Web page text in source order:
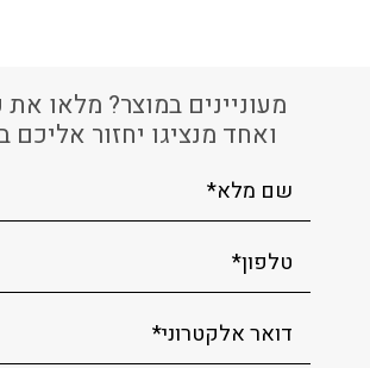
מעוניינים במוצר? מלאו
ואחד מנציגו יחזור